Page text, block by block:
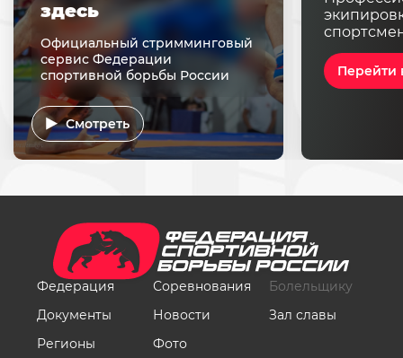
Перейти
здесь
Официальный стримминговый
сервис Федерации
спортивной борьбы России
Смотреть
Федерация
Документы
Регионы
Соревнования
Новости
Фото
Болельщику
Зал славы